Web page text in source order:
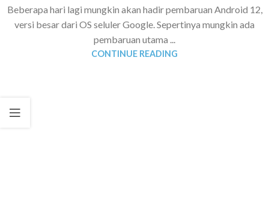
Beberapa hari lagi mungkin akan hadir pembaruan Android 12,
versi besar dari OS seluler Google. Sepertinya mungkin ada
pembaruan utama ...
CONTINUE READING